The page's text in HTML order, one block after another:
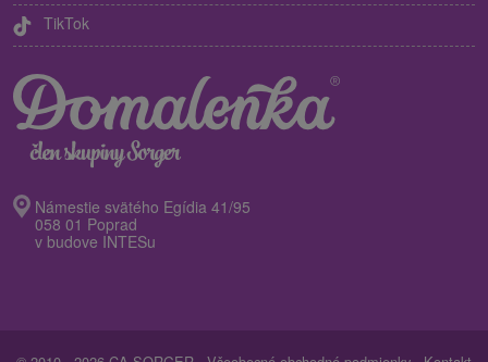
TikTok
Námestie svätého Egídia 41/95
058 01 Poprad
v budove INTESu